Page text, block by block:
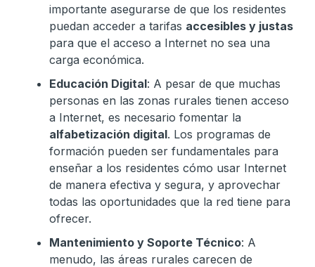
importante asegurarse de que los residentes
puedan acceder a tarifas accesibles y justas
para que el acceso a Internet no sea una
carga económica.
Educación Digital: A pesar de que muchas
personas en las zonas rurales tienen acceso
a Internet, es necesario fomentar la
alfabetización digital. Los programas de
formación pueden ser fundamentales para
enseñar a los residentes cómo usar Internet
de manera efectiva y segura, y aprovechar
todas las oportunidades que la red tiene para
ofrecer.
Mantenimiento y Soporte Técnico: A
menudo, las áreas rurales carecen de